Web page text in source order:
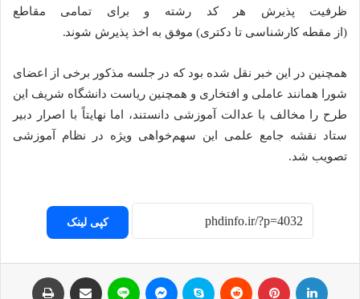
ظرفیت پذیرش هر کد رشته و برای تمامی مقاطع
(از مقطه کارشناسی تا دکتری) موفق به اخذ پذیرش شوند.
همچنین در این خبر نقل شده بود که در جلسه مذکور برخی از اعضای
شورا همانند عاملی و افتخاری و همچنین ریاست دانشگاه شریف این
طرح را مخالف با عدالت آموزشی دانستند، اما نهایتاً با اصرار دبیر
ستاد نقشه جامع علمی این سهم‌خواهی ویژه در نظام آموزشی
تصویب شد.
کپی لینک